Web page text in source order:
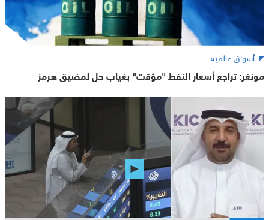
أسواق عالمية
مونغر: تراجع أسعار النفط "مؤقت" بغياب حل لمضيق هرمز